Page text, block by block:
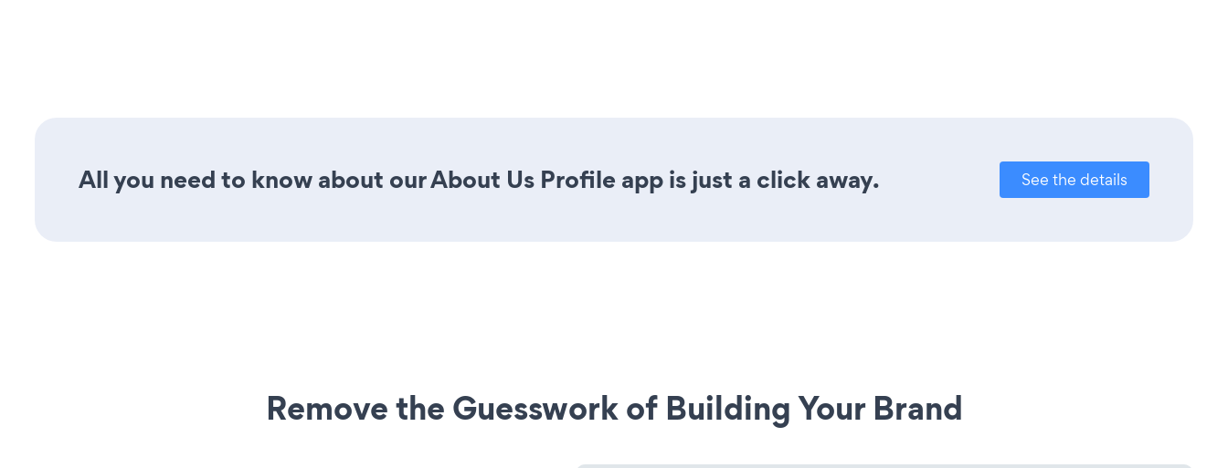
All you need to know about our About Us Profile app is just a click away. See the details
Remove the Guesswork of Building Your Brand